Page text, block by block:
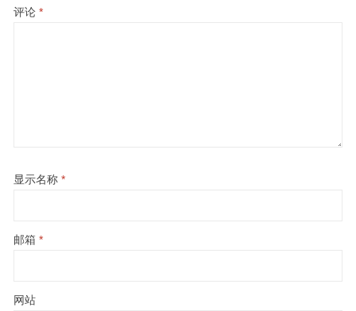
评论 *
显示名称 *
邮箱 *
网站